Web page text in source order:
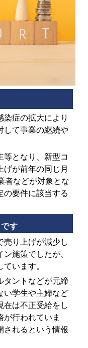
症の拡大により
して事業の継続や
となり、新型コ
げが前年の同じ月
者などが対象とな
の要件に該当する
す
売り上げが減少し
施策でしたが、
います。
タントなどが元締
い学生や主婦など
在は不正受給をし
行われていま
されるという情報